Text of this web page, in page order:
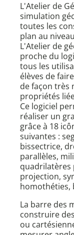
L'Atelier de
simulation
toutes les
plan au
L'Atelier de
proche du
tous les
élèves de
de façon très
propriétés
Ce logiciel
réaliser un
grâce à 18
suivantes :
bissectrice,
parallèles,
quadrilatères
projection,
homothéties,
La barre des
construire
ou